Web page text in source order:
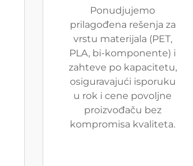
Ponudjujemo
prilagođena rešenja za
vrstu materijala (PET,
PLA, bi-komponente) i
zahteve po kapacitetu,
osiguravajući isporuku
u rok i cene povoljne
proizvođaču bez
kompromisa kvaliteta.